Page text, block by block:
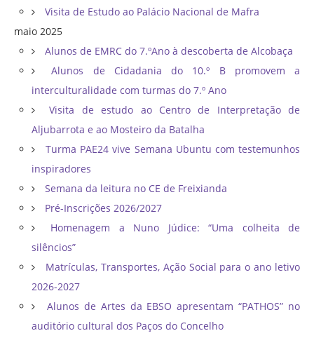
Visita de Estudo ao Palácio Nacional de Mafra
maio 2025
Alunos de EMRC do 7.ºAno à descoberta de Alcobaça
Alunos de Cidadania do 10.º B promovem a
interculturalidade com turmas do 7.º Ano
Visita de estudo ao Centro de Interpretação de
Aljubarrota e ao Mosteiro da Batalha
Turma PAE24 vive Semana Ubuntu com testemunhos
inspiradores
Semana da leitura no CE de Freixianda
Pré-Inscrições 2026/2027
Homenagem a Nuno Júdice: “Uma colheita de
silêncios”
Matrículas, Transportes, Ação Social para o ano letivo
2026-2027
Alunos de Artes da EBSO apresentam “PATHOS” no
auditório cultural dos Paços do Concelho